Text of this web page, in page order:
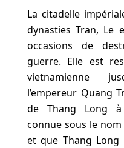
La citadelle
dynasties Tran, Le
occasions de
guerre. Elle est
vietnamienne
l’empereur Quang
de Thang Long à
connue sous le
et que Thang Long